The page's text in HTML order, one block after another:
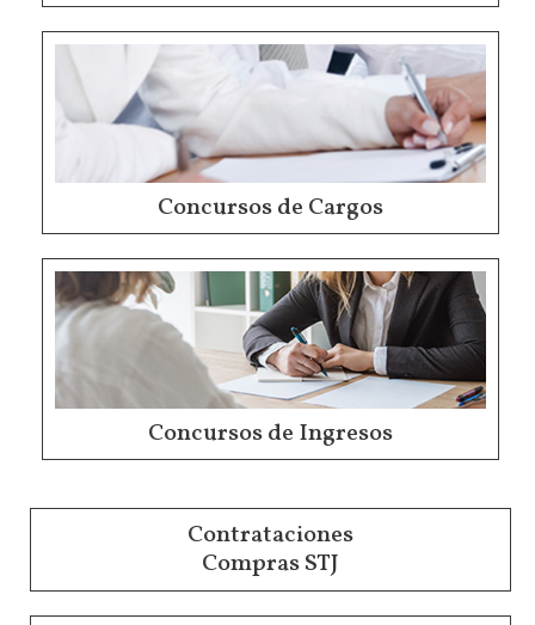
Concursos de Cargos
Concursos de Ingresos
Contrataciones
Compras STJ